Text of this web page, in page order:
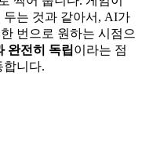
두는 것과 같아서, AI가
번으로 원하는 시점으
완전히 독립이라는 점
니다.